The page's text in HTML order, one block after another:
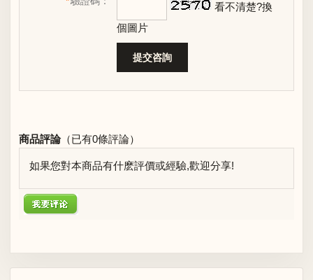
看不清楚?換
個圖片
商品評論（已有0條評論）
如果您對本商品有什麽評價或經驗,歡迎分享!